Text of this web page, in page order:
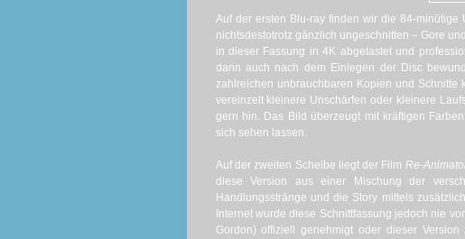
Auf der ersten Blu-ray finden wir die 84-minütige
nichtsdestotrotz gänzlich ungeschnitten – Gore
in dieser Fassung in 4K abgetastet und
dann auch nach dem Einlegen der Disc
zahlreichen unbrauchbaren Kopien und
vereinzelt kleinere Unschärfen oder kleinere
gern hin. Das Bild überzeugt mit kräftigen
sich sehen lassen.
Auf der zweiten Scheibe liegt der Film Re-
diese Version aus einer Mischung der
Handlungsstränge und die Story mittels
Internet wurde diese Schnittfassung jedoch nie
Gordon) offiziell genehmigt oder dieser